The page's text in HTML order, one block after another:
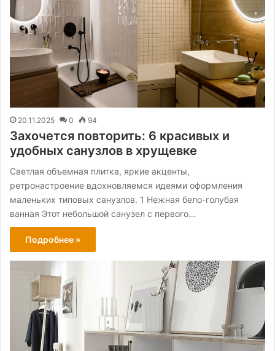
20.11.2025 0 94
Захочется повторить: 6 красивых и
удобных санузлов в хрущевке
Светлая объемная плитка, яркие акценты,
ретронастроение вдохновляемся идеями оформления
маленьких типовых санузлов. 1 Нежная бело-голубая
ванная Этот небольшой санузел с первого…
Подробнее »